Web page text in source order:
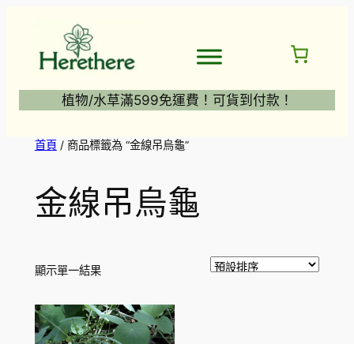
植物/水草滿599免運費！可貨到付款！
首頁/ 商品標籤為 “金線吊烏龜”
金線吊烏龜
顯示單一結果